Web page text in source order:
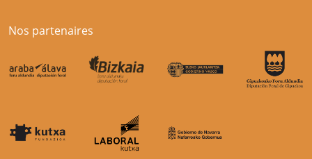
Nos partenaires